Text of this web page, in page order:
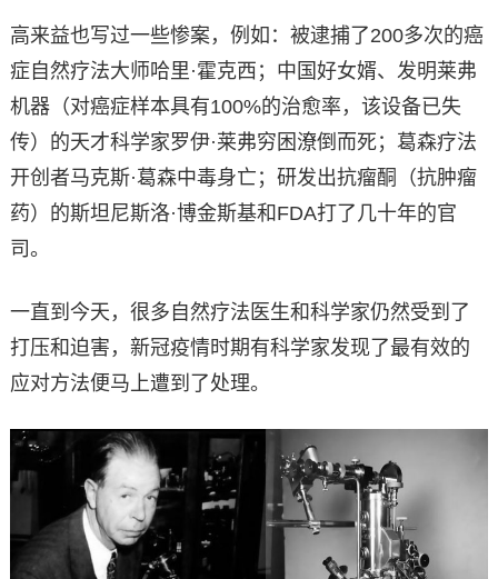
高来益也写过一些惨案，例如：被逮捕了200多次的癌
症自然疗法大师哈里·霍克西；中国好女婿、发明莱弗
机器（对癌症样本具有100%的治愈率，该设备已失
传）的天才科学家罗伊·莱弗穷困潦倒而死；葛森疗法
开创者马克斯·葛森中毒身亡；研发出抗瘤酮（抗肿瘤
药）的斯坦尼斯洛·博金斯基和FDA打了几十年的官
司。
一直到今天，很多自然疗法医生和科学家仍然受到了
打压和迫害，新冠疫情时期有科学家发现了最有效的
应对方法便马上遭到了处理。